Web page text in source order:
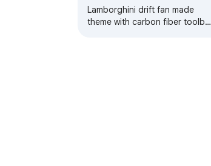
Lamborghini drift fan made
theme with carbon fiber toolbar